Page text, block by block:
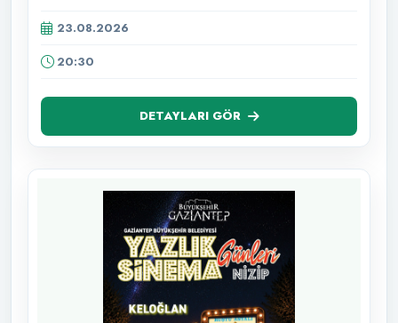
23.08.2026
20:30
DETAYLARI GÖR